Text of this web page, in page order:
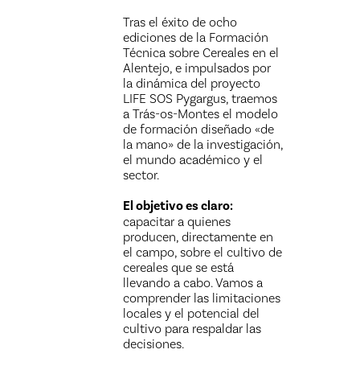
Tras el éxito de ocho
ediciones de la Formación
Técnica sobre Cereales en el
Alentejo, e impulsados por
la dinámica del proyecto
LIFE SOS Pygargus, traemos
a Trás-os-Montes el modelo
de formación diseñado «de
la mano» de la investigación,
el mundo académico y el
sector.
El objetivo es claro:
capacitar a quienes
producen, directamente en
el campo, sobre el cultivo de
cereales que se está
llevando a cabo. Vamos a
comprender las limitaciones
locales y el potencial del
cultivo para respaldar las
decisiones.